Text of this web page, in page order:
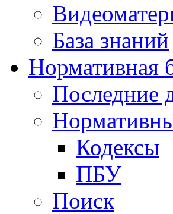
База знаний
Нормативная
Последние
Кодексы
ПБУ
Поиск